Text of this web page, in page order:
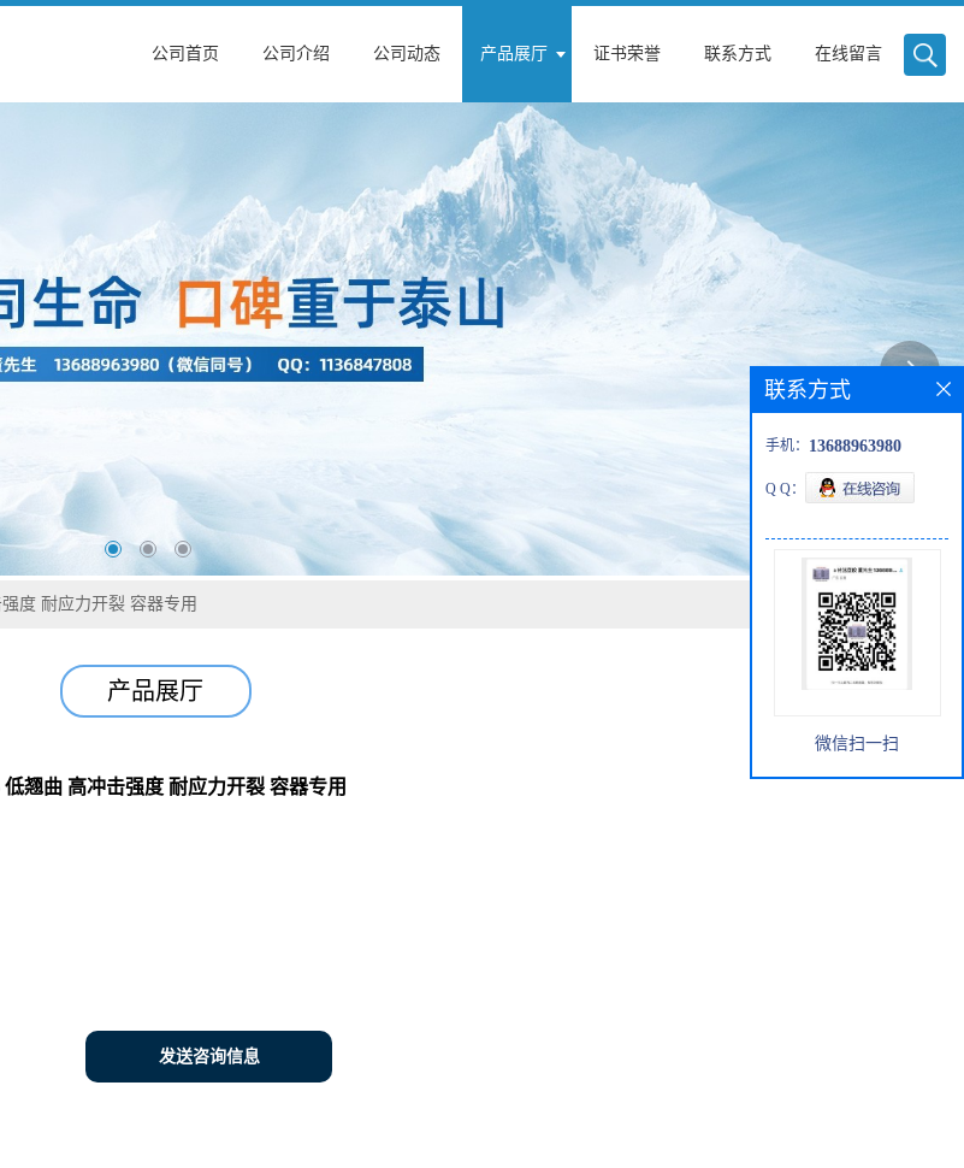
公司首页 公司介绍 公司动态 产品展厅 证书荣誉 联系方式 在线留言
度 耐应力开裂 容器专用
产品展厅
翘曲 高冲击强度 耐应力开裂 容器专用
发送咨询信息
联系方式
手机： 13688963980
Q Q：
微信扫一扫